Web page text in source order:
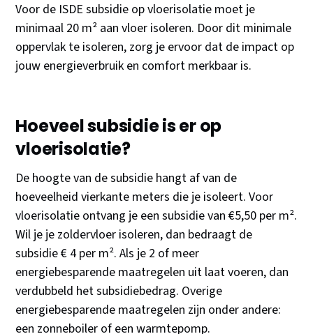
Voor de ISDE subsidie op vloerisolatie moet je
minimaal 20 m² aan vloer isoleren. Door dit minimale
oppervlak te isoleren, zorg je ervoor dat de impact op
jouw energieverbruik en comfort merkbaar is.
Hoeveel subsidie is er op
vloerisolatie?
De hoogte van de subsidie hangt af van de
hoeveelheid vierkante meters die je isoleert. Voor
vloerisolatie ontvang je een subsidie van €5,50 per m².
Wil je je zoldervloer isoleren, dan bedraagt de
subsidie € 4 per m². Als je 2 of meer
energiebesparende maatregelen uit laat voeren, dan
verdubbeld het subsidiebedrag. Overige
energiebesparende maatregelen zijn onder andere:
een zonneboiler of een warmtepomp.